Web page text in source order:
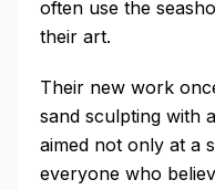
often use the
their art.
Their new work
sand sculpting with
aimed not only at a
everyone who